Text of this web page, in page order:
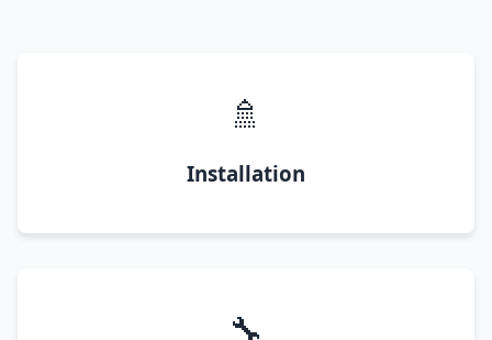
🚿
Installation
🔧